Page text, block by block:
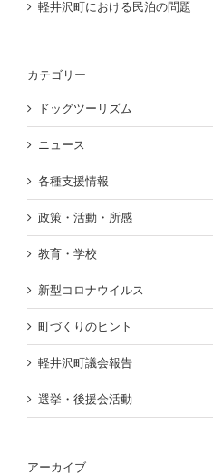
軽井沢町における民泊の問題
カテゴリー
ドッグツーリズム
ニュース
各種支援情報
政策・活動・所感
教育・学校
新型コロナウイルス
町づくりのヒント
軽井沢町議会報告
選挙・後援会活動
アーカイブ